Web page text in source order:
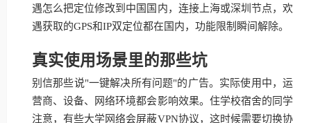
遇怎么把定位修改到中国国内，连接上海或深圳节点，欢
遇获取的GPS和IP双定位都在国内，功能限制瞬间解除。
真实使用场景里的那些坑
别信那些说"一键解决所有问题"的广告。实际使用中，运
营商、设备、网络环境都会影响效果。住学校宿舍的同学
注意，有些大学网络会屏蔽VPN协议，这时候需要切换协